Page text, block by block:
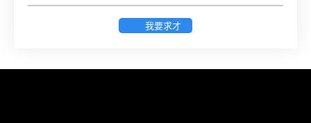
入校扎根計畫講師之會員(8/14前線上表單登記)
我要求才